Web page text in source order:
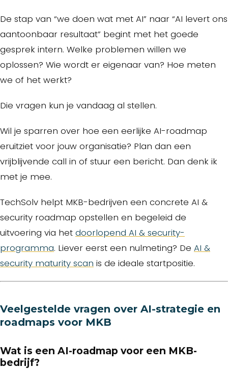
De stap van “we doen wat met AI” naar “AI levert ons
aantoonbaar resultaat” begint met het goede
gesprek intern. Welke problemen willen we
oplossen? Wie wordt er eigenaar van? Hoe meten
we of het werkt?
Die vragen kun je vandaag al stellen.
Wil je sparren over hoe een eerlijke AI-roadmap
eruitziet voor jouw organisatie? Plan dan een
vrijblijvende call in of stuur een bericht. Dan denk ik
met je mee.
TechSolv helpt MKB-bedrijven een concrete AI &
security roadmap opstellen en begeleid de
uitvoering via het doorlopend AI & security-
programma. Liever eerst een nulmeting? De AI &
security maturity scan is de ideale startpositie.
Veelgestelde vragen over AI-strategie en
roadmaps voor MKB
Wat is een AI-roadmap voor een MKB-
bedrijf?